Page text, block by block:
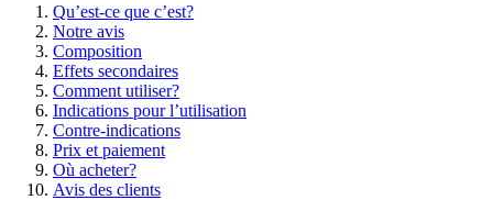
Qu’est-ce que c’est?
Notre avis
Composition
Effets secondaires
Comment utiliser?
Indications pour l’utilisation
Contre-indications
Prix et paiement
Où acheter?
Avis des clients